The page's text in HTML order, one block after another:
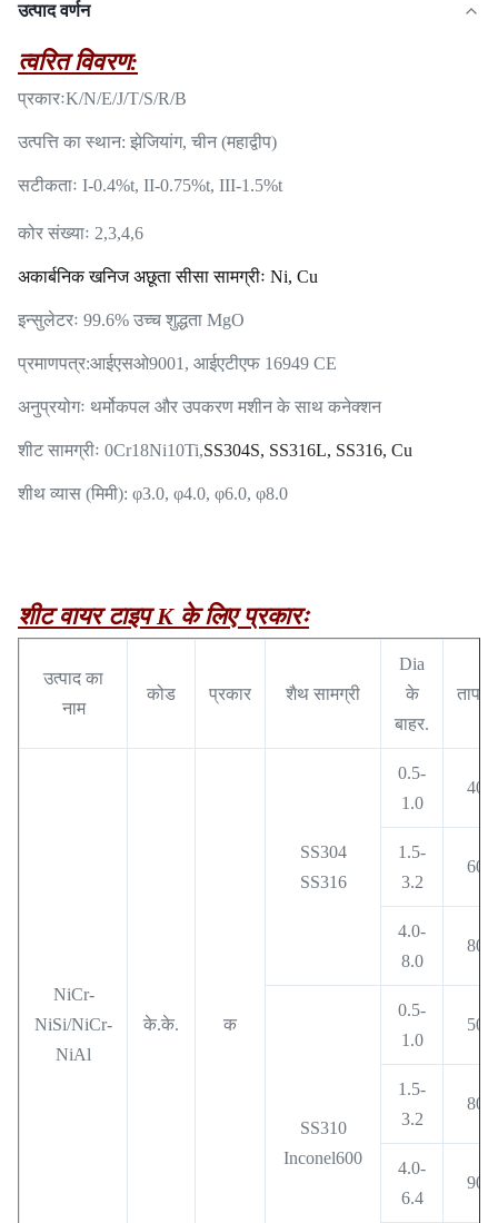
उत्पाद वर्णन
त्वरित विवरण:
प्रकारःK/N/E/J/T/S/R/B
उत्पत्ति का स्थान: झेजियांग, चीन (महाद्वीप)
सटीकताः I-0.4%t, II-0.75%t, III-1.5%t
कोर संख्याः 2,3,4,6
अकार्बनिक खनिज अछूता सीसा सामग्रीः Ni, Cu
इन्सुलेटरः 99.6% उच्च शुद्धता MgO
प्रमाणपत्र:आईएसओ9001, आईएटीएफ 16949 CE
अनुप्रयोगः थर्मोकपल और उपकरण मशीन के साथ कनेक्शन
शीट सामग्रीः 0Cr18Ni10Ti,SS304S, SS316L, SS316, Cu
शीथ व्यास (मिमी): φ3.0, φ4.0, φ6.0, φ8.0
शीट वायर टाइप K के लिए प्रकारः
उत्पाद का
नाम
कोड प्रकार शैथ सामग्री
Dia
के
बाहर.
NiCr-
NiSi/NiCr-
NiAl
के.के. क
SS304
SS316
0.5-
1.0
400
1.5-
3.2
600
4.0-
8.0
800
SS310
Inconel600
0.5-
1.0
500
1.5-
3.2
800
4.0-
6.4
900